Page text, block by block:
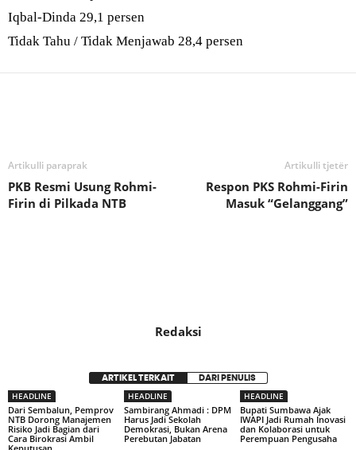
Iqbal-Dinda 29,1 persen
Tidak Tahu / Tidak Menjawab 28,4 persen
Artikulli paraprak
PKB Resmi Usung Rohmi-
Firin di Pilkada NTB
Artikulli tjetër
Respon PKS Rohmi-Firin
Masuk “Gelanggang”
Redaksi
ARTIKEL TERKAIT DARI PENULIS
HEADLINE
Dari Sembalun, Pemprov
NTB Dorong Manajemen
Risiko Jadi Bagian dari
Cara Birokrasi Ambil
Keputusan
HEADLINE
Sambirang Ahmadi : DPM
Harus Jadi Sekolah
Demokrasi, Bukan Arena
Perebutan Jabatan
HEADLINE
Bupati Sumbawa Ajak
IWAPI Jadi Rumah Inovasi
dan Kolaborasi untuk
Perempuan Pengusaha